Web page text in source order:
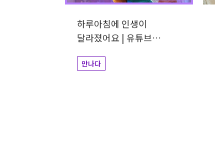
하루아침에 인생이
달라졌어요 | 유튜브
만나다